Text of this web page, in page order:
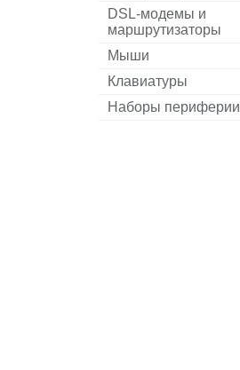
DSL-модемы и
маршрутизаторы
Мыши
Клавиатуры
Наборы периферии